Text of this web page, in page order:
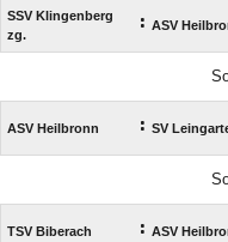
SSV Klingenberg
zg.
: ASV
ASV Heilbronn : SV
TSV Biberach : ASV